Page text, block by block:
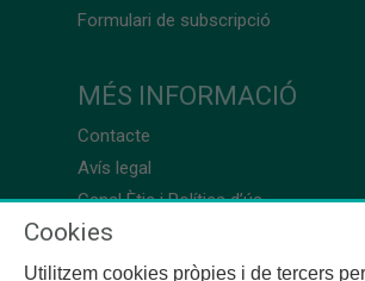
Formulari de subscripció
MÉS INFORMACIÓ
Contacte
Avís legal
Canal Ètic i Política d’ús
Cookies
Utilitzem cookies pròpies i de tercers